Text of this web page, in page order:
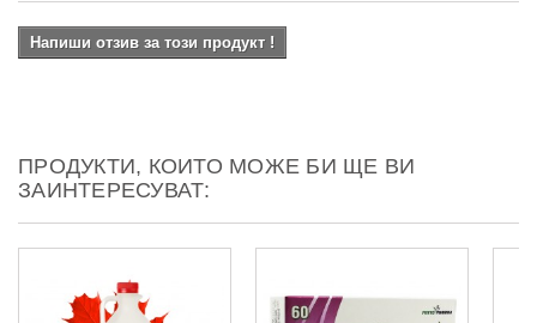
Напиши отзив за този продукт !
ПРОДУКТИ, КОИТО МОЖЕ БИ ЩЕ ВИ
ЗАИНТЕРЕСУВАТ: